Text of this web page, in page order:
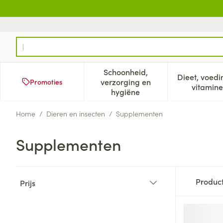
Product, merk, categorie...
Promoties
Schoonheid,
verzorging en
hygiëne
Toon submenu voor
Dieet,
Home / Dieren en insecten / Supplementen
Supplementen
Prijs